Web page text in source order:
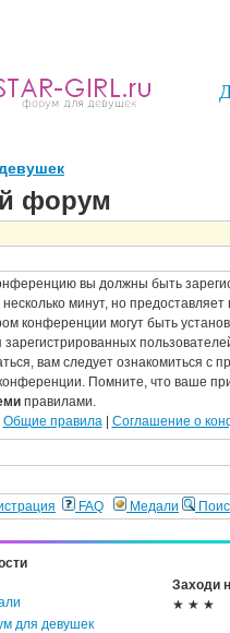
форум
вы должны быть
несколько минут, но
конференции могут быть
зарегистрированных
вам следует ознакомиться с
Помните, что ваше
правилами.
Общие правила| Соглашение о
FAQ Медали
для девушек
Заходи
★ ★ ★